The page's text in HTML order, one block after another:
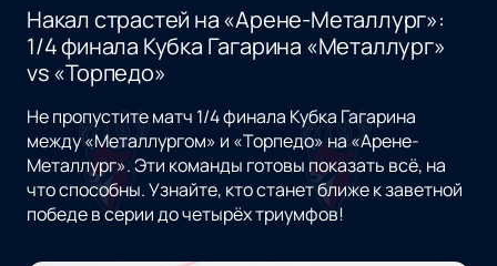
Накал страстей на «Арене-Металлург»:
1/4 финала Кубка Гагарина «Металлург»
vs «Торпедо»
Не пропустите матч 1/4 финала Кубка Гагарина
между «Металлургом» и «Торпедо» на «Арене-
Металлург». Эти команды готовы показать всё, на
что способны. Узнайте, кто станет ближе к заветной
победе в серии до четырёх триумфов!